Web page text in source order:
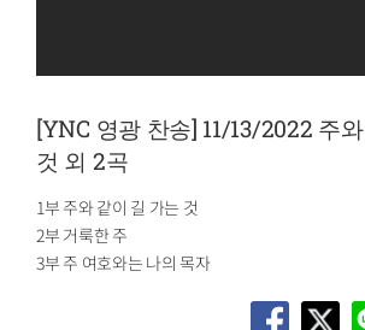
[YNC 영광 찬송] 11/13/2022 주
것 외 2곡
1부 주와 같이 길 가는 것
2부 거룩한 주
3부 주 여호와는 나의 목자